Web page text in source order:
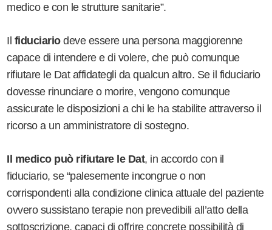
medico e con le strutture sanitarie”.
Il fiduciariodeve essere una persona maggiorenne
capace di intendere e di volere, che può comunque
rifiutare le Dat affidategli da qualcun altro. Se il fiduciario
dovesse rinunciare o morire, vengono comunque
assicurate le disposizioni a chi le ha stabilite attraverso il
ricorso a un amministratore di sostegno.
Il medico può rifiutare le Dat, in accordo con il
fiduciario, se “palesemente incongrue o non
corrispondenti alla condizione clinica attuale del paziente
ovvero sussistano terapie non prevedibili all’atto della
sottoscrizione, capaci di offrire concrete possibilità di